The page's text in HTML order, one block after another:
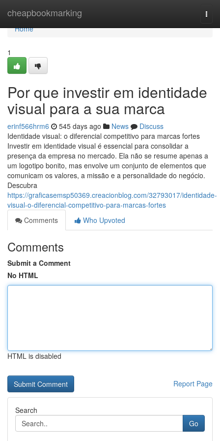
cheapbookmarking
Home
Home
1
Por que investir em identidade
visual para a sua marca
erinf566hrm6 545 days ago News
Discuss
Identidade visual: o diferencial competitivo para marcas fortes
Investir em identidade visual é essencial para consolidar a
presença da empresa no mercado. Ela não se resume apenas a
um logotipo bonito, mas envolve um conjunto de elementos que
comunicam os valores, a missão e a personalidade do negócio.
Descubra
https://graficasemsp50369.creacionblog.com/32793017/identidade-
visual-o-diferencial-competitivo-para-marcas-fortes
Comments
Who Upvoted
Comments
Submit a Comment
No HTML
HTML is disabled
Report Page
Search
Go